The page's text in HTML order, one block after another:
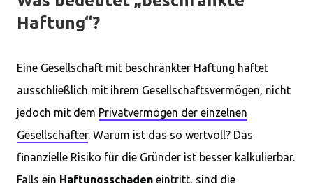
Haftung“?
Eine Gesellschaft mit beschränkter Haftung haftet
ausschließlich mit ihrem Gesellschaftsvermögen, nicht
jedoch mit dem Privatvermögen der einzelnen
Gesellschafter. Warum ist das so wertvoll? Das
finanzielle Risiko für die Gründer ist besser kalkulierbar.
Falls ein Haftungsschaden eintritt, sind die